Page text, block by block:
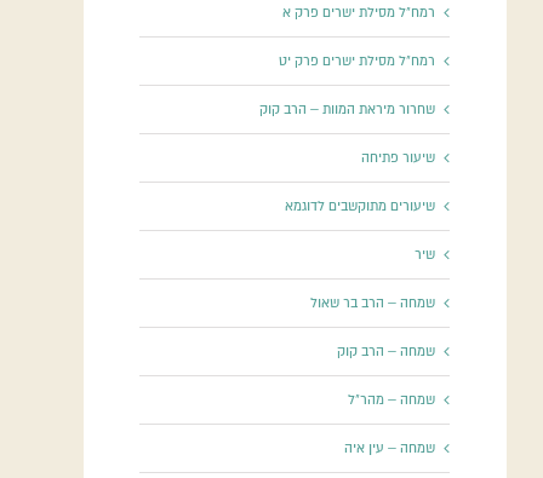
רמח"ל מסילת ישרים פרק א
רמח"ל מסילת ישרים פרק יט
שחרור מיראת המוות – הרב קוק
שיעור פתיחה
שיעורים מתוקשבים לדוגמא
שיר
שמחה – הרב בר שאול
שמחה – הרב קוק
שמחה – מהר"ל
שמחה – עין איה